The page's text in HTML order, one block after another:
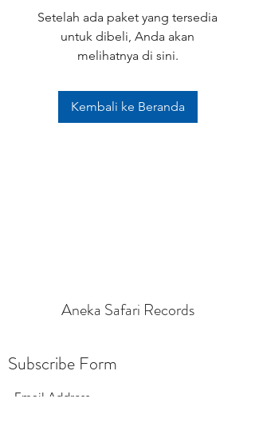
Setelah ada paket yang tersedia
untuk dibeli, Anda akan
melihatnya di sini.
Kembali ke Beranda
Aneka Safari Records
Subscribe Form